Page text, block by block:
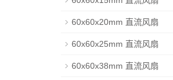
60x60x20mm 直流风扇
60x60x25mm 直流风扇
60x60x38mm 直流风扇